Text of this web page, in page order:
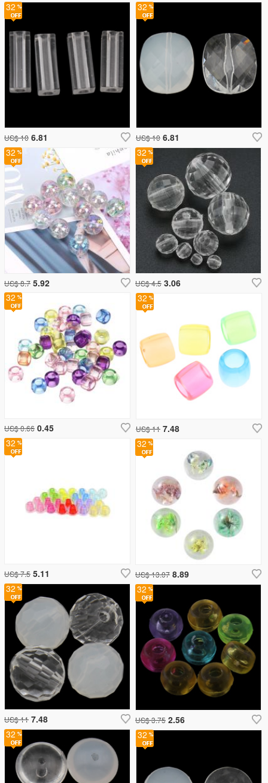
32
US$ 11 7.48
32
32
32
US$ 10 6.81
32
US$ 10 6.81
32
US$ 3.75 2.56
32
US$ 4.5 3.06
32
US$ 7.5 5.11
32
US$ 13.07 8.89
32
US$ 8.7 5.92
32
US$ 0.66 0.45
32
US$ 11 7.48